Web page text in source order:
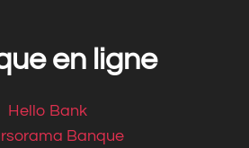
en ligne
Hello Bank
Banque